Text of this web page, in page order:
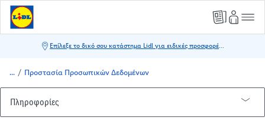
/ Προστασία Προσωπικών Δεδομένων
Πληροφορίες